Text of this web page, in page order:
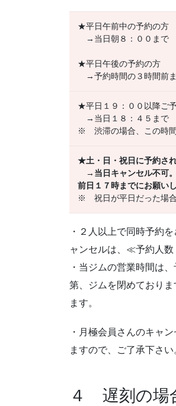
★平日午前中の予約の方
→当日朝８：００まで
★平日午後の予約の方
→予約時間の３時間前
★平日１９：００以降ご
→当日１８：４５まで
※ 渋滞の場合、この時間
★土・日・祝日に予約さ
→当日キャンセル不可。
前日１７時までにお願いし
※ 祝日が平日だった場合
・２人以上で同時予約
ャンセルは、≪予約人数
・当ジムの営業時間は
第、ジムを閉めており
ます。
・月極会員さんのキャ
ますので、ご了承下さい
４ 遅刻の場